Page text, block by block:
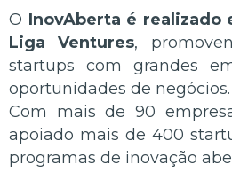
O InovAberta é realizado
Liga Ventures,
startups com grandes
oportunidades de
Com mais de 90
apoiado mais de 400
programas de inovação